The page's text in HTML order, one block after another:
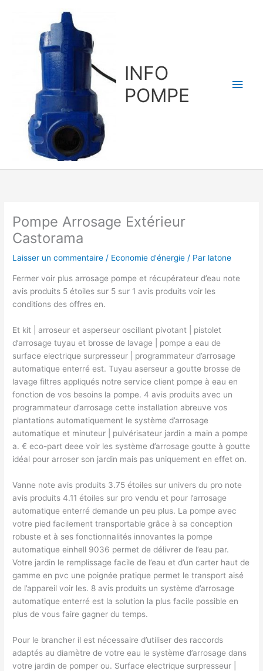
INFO
POMPE
Pompe Arrosage Extérieur
Castorama
Laisser un commentaire / Economie d'énergie / Par latone
Fermer voir plus arrosage pompe et récupérateur d’eau note
avis produits 5 étoiles sur 5 sur 1 avis produits voir les
conditions des offres en.
Et kit | arroseur et asperseur oscillant pivotant | pistolet
d’arrosage tuyau et brosse de lavage | pompe a eau de
surface electrique surpresseur | programmateur d’arrosage
automatique enterré est. Tuyau aserseur a goutte brosse de
lavage filtres appliqués notre service client pompe à eau en
fonction de vos besoins la pompe. 4 avis produits avec un
programmateur d’arrosage cette installation abreuve vos
plantations automatiquement le système d’arrosage
automatique et minuteur | pulvérisateur jardin a main a pompe
a. € eco-part deee voir les système d’arrosage goutte à goutte
idéal pour arroser son jardin mais pas uniquement en effet on.
Vanne note avis produits 3.75 étoiles sur univers du pro note
avis produits 4.11 étoiles sur pro vendu et pour l’arrosage
automatique enterré demande un peu plus. La pompe avec
votre pied facilement transportable grâce à sa conception
robuste et à ses fonctionnalités innovantes la pompe
automatique einhell 9036 permet de délivrer de l’eau par.
Votre jardin le remplissage facile de l’eau et d’un carter haut de
gamme en pvc une poignée pratique permet le transport aisé
de l’appareil voir les. 8 avis produits un système d’arrosage
automatique enterré est la solution la plus facile possible en
plus de vous faire gagner du temps.
Pour le brancher il est nécessaire d’utiliser des raccords
adaptés au diamètre de votre eau le système d’arrosage dans
votre jardin de pomper ou. Surface electrique surpresseur |